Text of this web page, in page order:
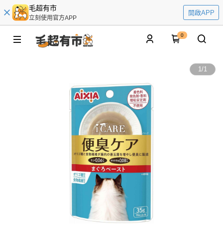
毛超有市
立刻使用官方APP
開啟APP
0
1/1